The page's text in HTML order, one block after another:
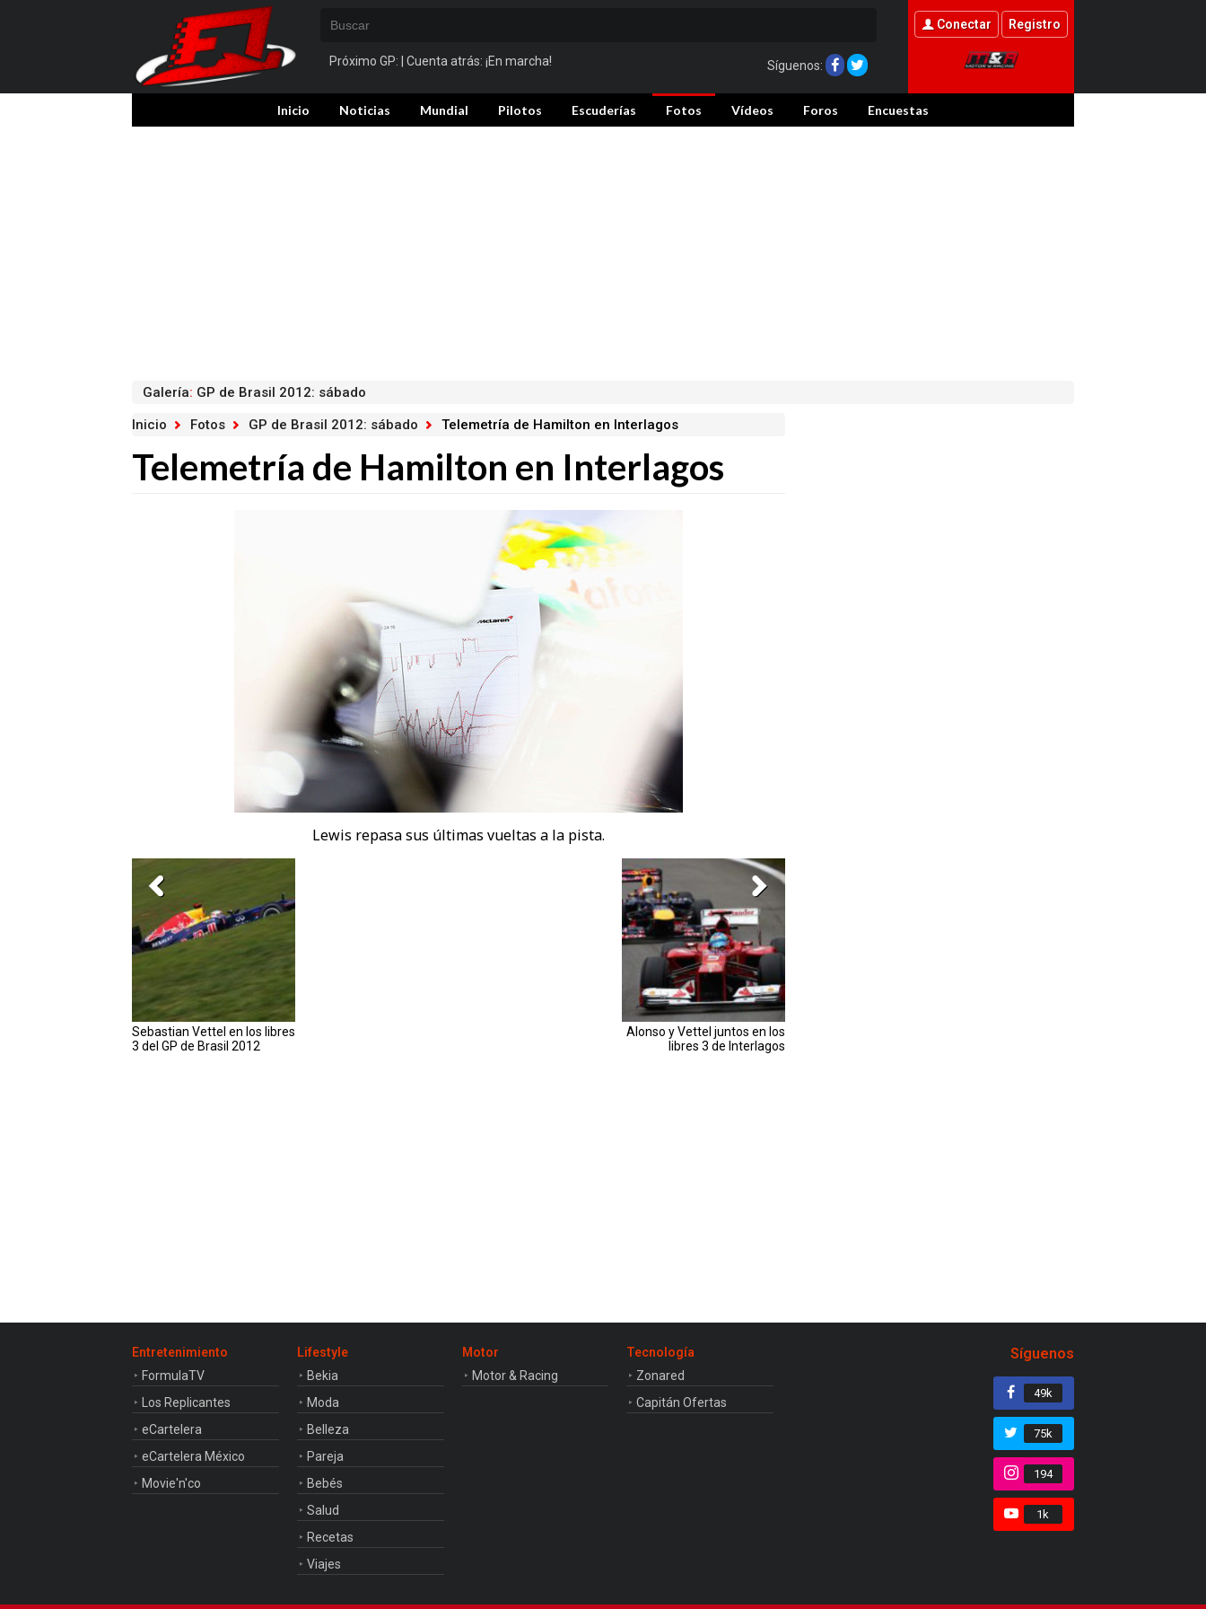
Próximo GP: | Cuenta atrás: ¡En marcha! Síguenos:
Conectar Registro
Inicio Noticias Mundial Pilotos Escuderías Fotos Vídeos Foros Encuestas
Galería: GP de Brasil 2012: sábado
Inicio
Fotos GP de Brasil 2012: sábado Telemetría de Hamilton en Interlagos
Telemetría de Hamilton en Interlagos
Lewis repasa sus últimas vueltas a la pista.
Sebastian Vettel en los libres
3 del GP de Brasil 2012
Alonso y Vettel juntos en los
libres 3 de Interlagos
Entretenimiento
FormulaTV
Los Replicantes
eCartelera
eCartelera México
Movie'n'co
Lifestyle
Bekia
Moda
Belleza
Pareja
Bebés
Salud
Recetas
Viajes
Motor
Motor & Racing
Tecnología
Zonared
Capitán Ofertas
Síguenos
49k
75k
194
1k